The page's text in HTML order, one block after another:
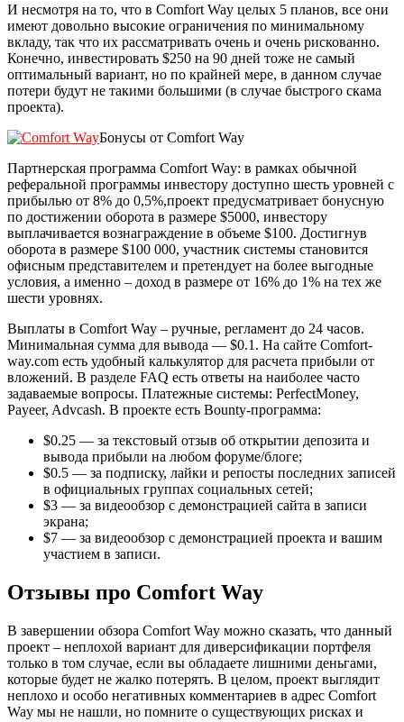
И несмотря на то, что в Comfort Way целых 5 планов, все они
имеют довольно высокие ограничения по минимальному
вкладу, так что их рассматривать очень и очень рискованно.
Конечно, инвестировать $250 на 90 дней тоже не самый
оптимальный вариант, но по крайней мере, в данном случае
потери будут не такими большими (в случае быстрого скама
проекта).
Бонусы от Comfort Way
Партнерская программа Comfort Way: в рамках обычной
реферальной программы инвестору доступно шесть уровней с
прибылью от 8% до 0,5%,проект предусматривает бонусную
по достижении оборота в размере $5000, инвестору
выплачивается вознаграждение в объеме $100. Достигнув
оборота в размере $100 000, участник системы становится
офисным представителем и претендует на более выгодные
условия, а именно – доход в размере от 16% до 1% на тех же
шести уровнях.
Выплаты в Comfort Way – ручные, регламент до 24 часов.
Минимальная сумма для вывода — $0.1. На сайте Comfort-
way.com есть удобный калькулятор для расчета прибыли от
вложений. В разделе FAQ есть ответы на наиболее часто
задаваемые вопросы. Платежные системы: PerfectMoney,
Payeer, Advcash. В проекте есть Bounty-программа:
$0.25 — за текстовый отзыв об открытии депозита и
вывода прибыли на любом форуме/блоге;
$0.5 — за подписку, лайки и репосты последних записей
в официальных группах социальных сетей;
$3 — за видеообзор с демонстрацией сайта в записи
экрана;
$7 — за видеообзор с демонстрацией проекта и вашим
участием в записи.
Отзывы про Comfort Way
В завершении обзора Comfort Way можно сказать, что данный
проект – неплохой вариант для диверсификации портфеля
только в том случае, если вы обладаете лишними деньгами,
которые будет не жалко потерять. В целом, проект выглядит
неплохо и особо негативных комментариев в адрес Comfort
Way мы не нашли, но помните о существующих рисках и